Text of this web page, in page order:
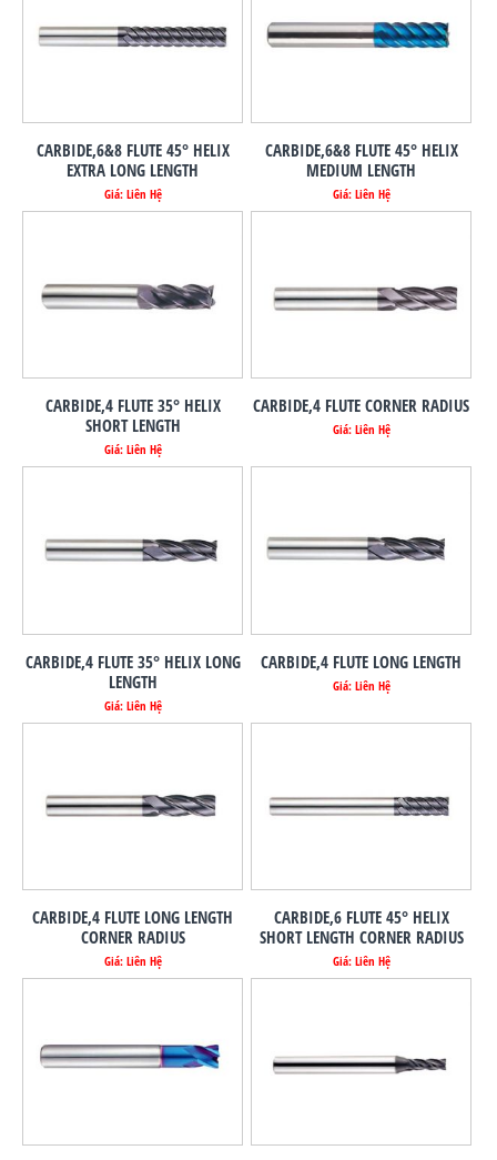
CARBIDE,6&8 FLUTE 45° HELIX
EXTRA LONG LENGTH
Giá: Liên Hệ
CARBIDE,6&8 FLUTE 45° HELIX
MEDIUM LENGTH
Giá: Liên Hệ
CARBIDE,4 FLUTE 35° HELIX
SHORT LENGTH
Giá: Liên Hệ
CARBIDE,4 FLUTE CORNER RADIUS
Giá: Liên Hệ
CARBIDE,4 FLUTE 35° HELIX LONG
LENGTH
Giá: Liên Hệ
CARBIDE,4 FLUTE LONG LENGTH
Giá: Liên Hệ
CARBIDE,4 FLUTE LONG LENGTH
CORNER RADIUS
Giá: Liên Hệ
CARBIDE,6 FLUTE 45° HELIX
SHORT LENGTH CORNER RADIUS
Giá: Liên Hệ